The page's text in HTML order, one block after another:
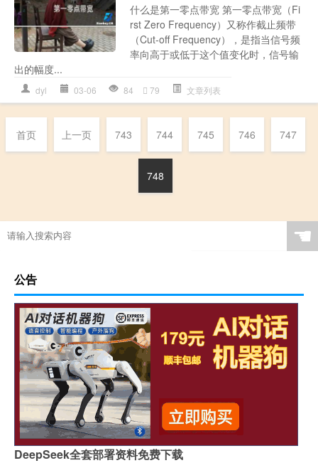
什么是第一零点带宽 第一零点带宽（Fi
rst Zero Frequency）又称作截止频带
（Cut-off Frequency），是指当信号频
率向高于或低于这个值变化时，信号输
出的幅度...
dyl 03-06 84 79 文章列表
首页 上一页 743 744 745 746 747
748
☚
公告
DeepSeek全套部署资料免费下载